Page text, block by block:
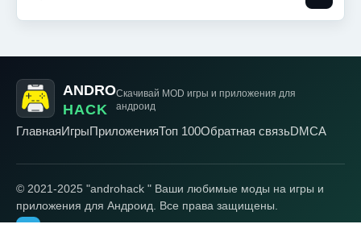
ANDRO
HACK
Скачивай MOD игры и приложения для
андроид
ГлавнаяИгрыПриложенияТоп 100Обратная связьDMCA
© 2021-2025 "androhack " Ваши любимые моды на игры и
приложения для Андроид. Все права защищены.